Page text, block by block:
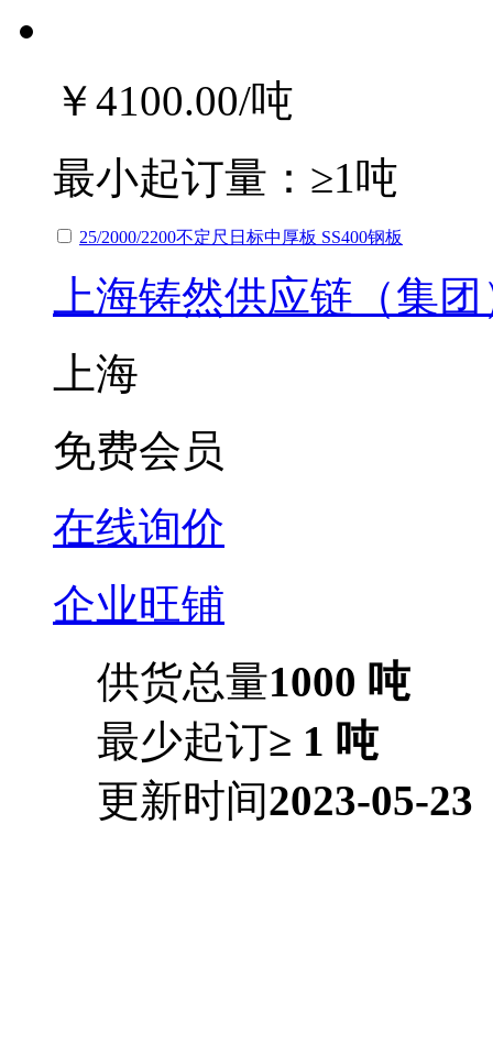
￥4100.00/吨
最小起订量： ≥1吨
25/2000/2200不定尺日标中厚板 SS400钢板
上海铸然供应链（集
上海
免费会员
在线询价
企业旺铺
供货总量1000 吨
最少起订≥ 1 吨
更新时间2023-05-23